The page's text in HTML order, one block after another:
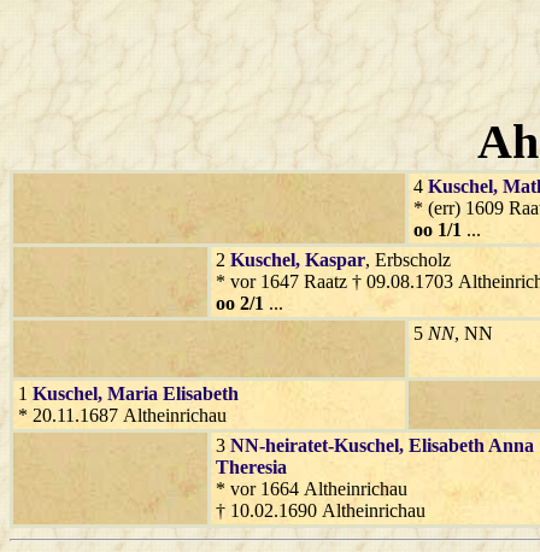
4 Kuschel,
* (err) 1609
oo 1/1 ...
2 Kuschel, Kaspar, Erbscholz
* vor 1647 Raatz † 09.08.1703
oo 2/1 ...
5 NN, NN
1 Kuschel, Maria Elisabeth
* 20.11.1687 Altheinrichau
3 NN-heiratet-Kuschel, Elisabeth Anna
Theresia
* vor 1664 Altheinrichau
† 10.02.1690 Altheinrichau